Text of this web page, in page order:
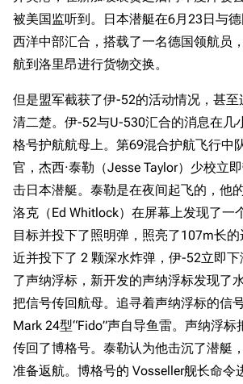
被美国监听到。日本潜艇在6月23日与
西洋中部汇合，搭载了一名德国领航员
航到洛里昂进行货物交换。
但是盟军截获了伊-52的活动情况，甚
清二楚。伊-52与U-530汇合的消息在几
格号护航航母上。第69混合护航飞行中
官，杰西·泰勒（Jesse Taylor）少校立
击日本潜艇。泰勒是在夜间起飞的，他
洛克（Ed Whitlock）在屏幕上发现了一
目标并投下了照明弹，照亮了107m长
近并投下了 2 颗深水炸弹，伊-52立即
了声纳浮标，新开发的声纳浮标发现了
把信号传回航母。追寻着声纳浮标的信
Mark 24型“Fido”声自导鱼雷。声纳浮
传回了博格号。泰勒认为他击沉了潜艇
准备返航。博格号的 Vosseller舰长命令